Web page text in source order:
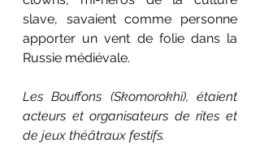
slave, savaient comme personne
apporter un vent de folie dans la
Russie médiévale.
Les Bouffons (Skomorokhi), étaient
acteurs et organisateurs de rites et
de jeux théâtraux festifs.